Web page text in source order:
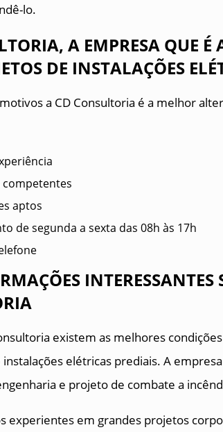
lo.
A EMPRESA QUE É
DE INSTALAÇÕES
a CD Consultoria é a melhor
aptos
de segunda a sexta das 08h às 17h
INTERESSANTES
existem as melhores
elétricas prediais. A
e projeto de combate a
experientes em grandes projetos